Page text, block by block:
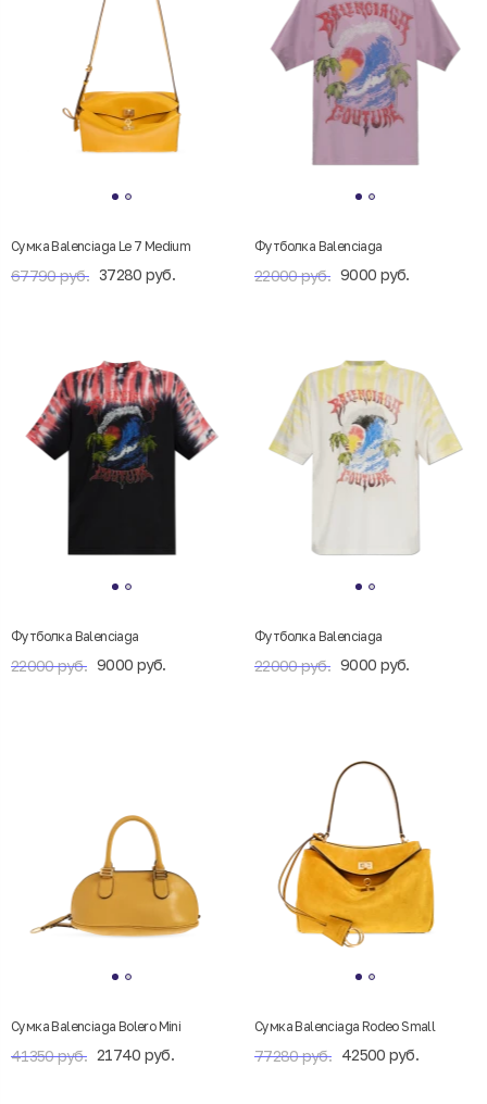
Сумка Balenciaga Le 7 Medium
67790 руб. 37280 руб.
Футболка Balenciaga
22000 руб. 9000 руб.
Футболка Balenciaga
22000 руб. 9000 руб.
Футболка Balenciaga
22000 руб. 9000 руб.
Сумка Balenciaga Bolero Mini
41350 руб. 21740 руб.
Сумка Balenciaga Rodeo Small
77280 руб. 42500 руб.